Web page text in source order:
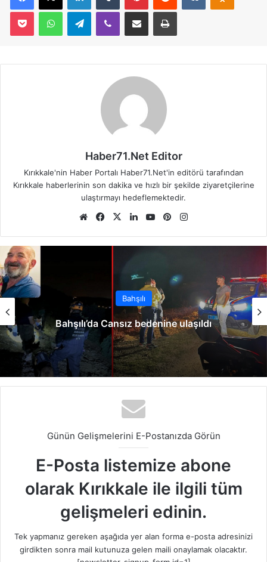
Telegram
Haber71.Net Editor
Kırıkkale'nin Haber Portalı Haber71.Net'in editörü tarafından
Kırıkkale haberlerinin son dakika ve hızlı bir şekilde ziyaretçilerine
ulaştırmayı hedeflemektedir.
We
sit
Fa
bo
X
Lin
dIn
Yo
ub
Pin
est ra
Bahşılı
Bahşılı’da TOKİ cami dualarla açıldı
Günün Gelişmelerini E-Postanızda Görün
E-Posta listemize abone
olarak Kırıkkale ile ilgili tüm
gelişmeleri edinin.
Tek yapmanız gereken aşağıda yer alan forma e-posta adresinizi
girdikten sonra mail kutunuza gelen maili onaylamak olacaktır.